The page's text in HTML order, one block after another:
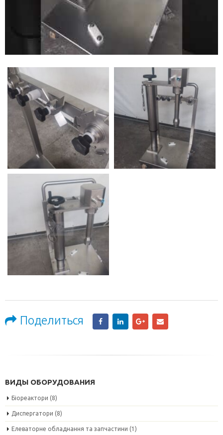
Поделиться
ВИДЫ ОБОРУДОВАНИЯ
Біореактори (8)
Диспергатори (8)
Елеваторне обладнання та запчастини (1)